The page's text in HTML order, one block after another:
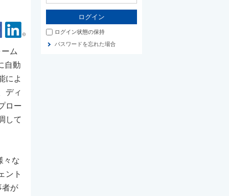
Facebook Linkedin
ム
自動
によ
ディ
ロー
して
々な
ント
者が
ログイン状態の保持
パスワードを忘れた場合